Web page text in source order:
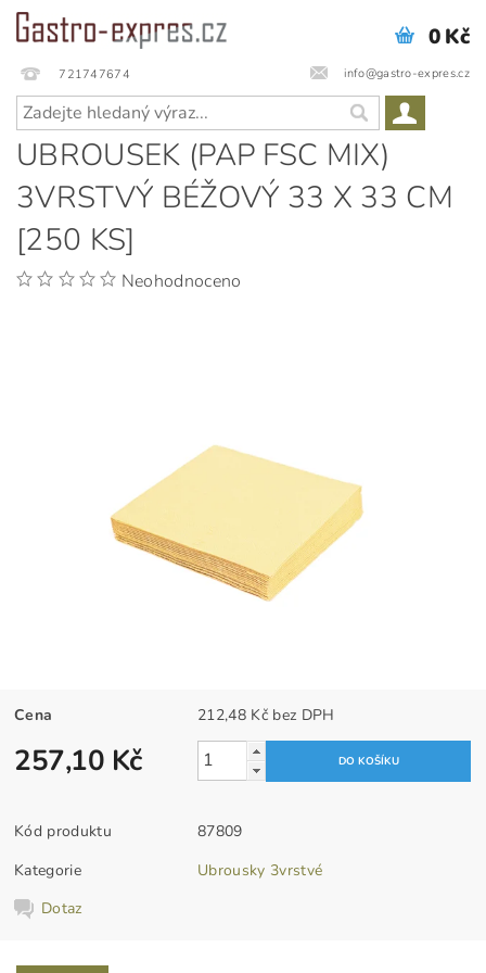
721747674 info@gastro-expres.cz
0 Kč
UBROUSEK (PAP FSC MIX)
3VRSTVÝ BÉŽOVÝ 33 X 33 CM
[250 KS]
Neohodnoceno
Cena 212,48 Kč bez DPH
257,10 Kč
Kód produktu
87809
Kategorie
Ubrousky 3vrstvé
Dotaz